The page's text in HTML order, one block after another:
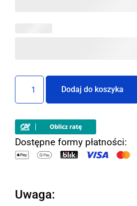
Dodaj do koszyka
Dostępne formy płatności:
Uwaga: